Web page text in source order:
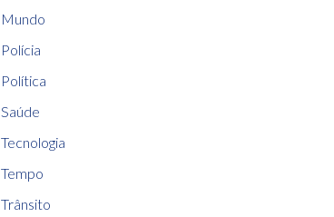
Mundo
Polícia
Política
Saúde
Tecnologia
Tempo
Trânsito